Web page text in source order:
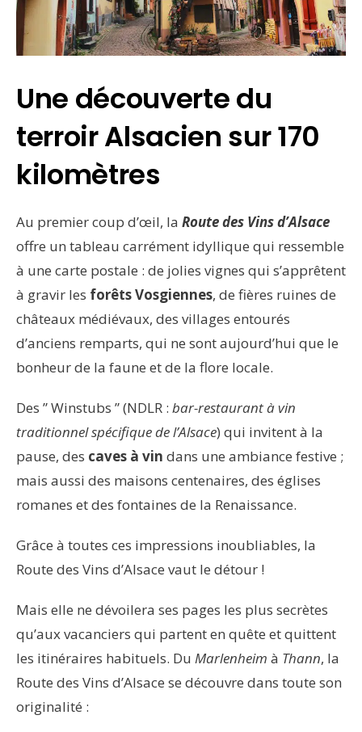
Une découverte du
terroir Alsacien sur 170
kilomètres
Au premier coup d’œil, la Route des Vins d’Alsace
offre un tableau carrément idyllique qui ressemble
à une carte postale : de jolies vignes qui s’apprêtent
à gravir les forêts Vosgiennes, de fières ruines de
châteaux médiévaux, des villages entourés
d’anciens remparts, qui ne sont aujourd’hui que le
bonheur de la faune et de la flore locale.
Des ” Winstubs ” (NDLR : bar-restaurant à vin
traditionnel spécifique de l’Alsace) qui invitent à la
pause, des caves à vin dans une ambiance festive ;
mais aussi des maisons centenaires, des églises
romanes et des fontaines de la Renaissance.
Grâce à toutes ces impressions inoubliables, la
Route des Vins d’Alsace vaut le détour !
Mais elle ne dévoilera ses pages les plus secrètes
qu’aux vacanciers qui partent en quête et quittent
les itinéraires habituels. Du Marlenheim à Thann, la
Route des Vins d’Alsace se découvre dans toute son
originalité :